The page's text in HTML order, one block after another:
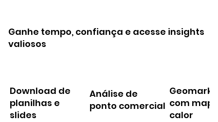
Download de
planilhas e
slides
Análise de
ponto comercial com
calor
Ganhe tempo, confiança e acesse insights
valiosos